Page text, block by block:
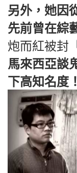
另外，她因
先前曾在綜
炮而紅被封
馬來西亞談
下高知名度！